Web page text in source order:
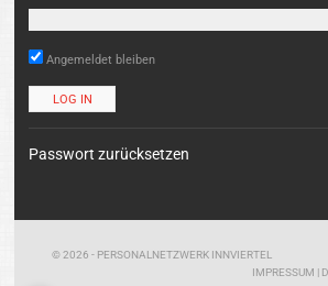
Angemeldet bleiben
Passwort zurücksetzen
© 2026 - PERSONALNETZWERK INNVIERTEL
IMPRESSUM |